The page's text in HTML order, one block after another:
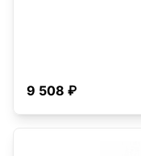
9 508 ₽